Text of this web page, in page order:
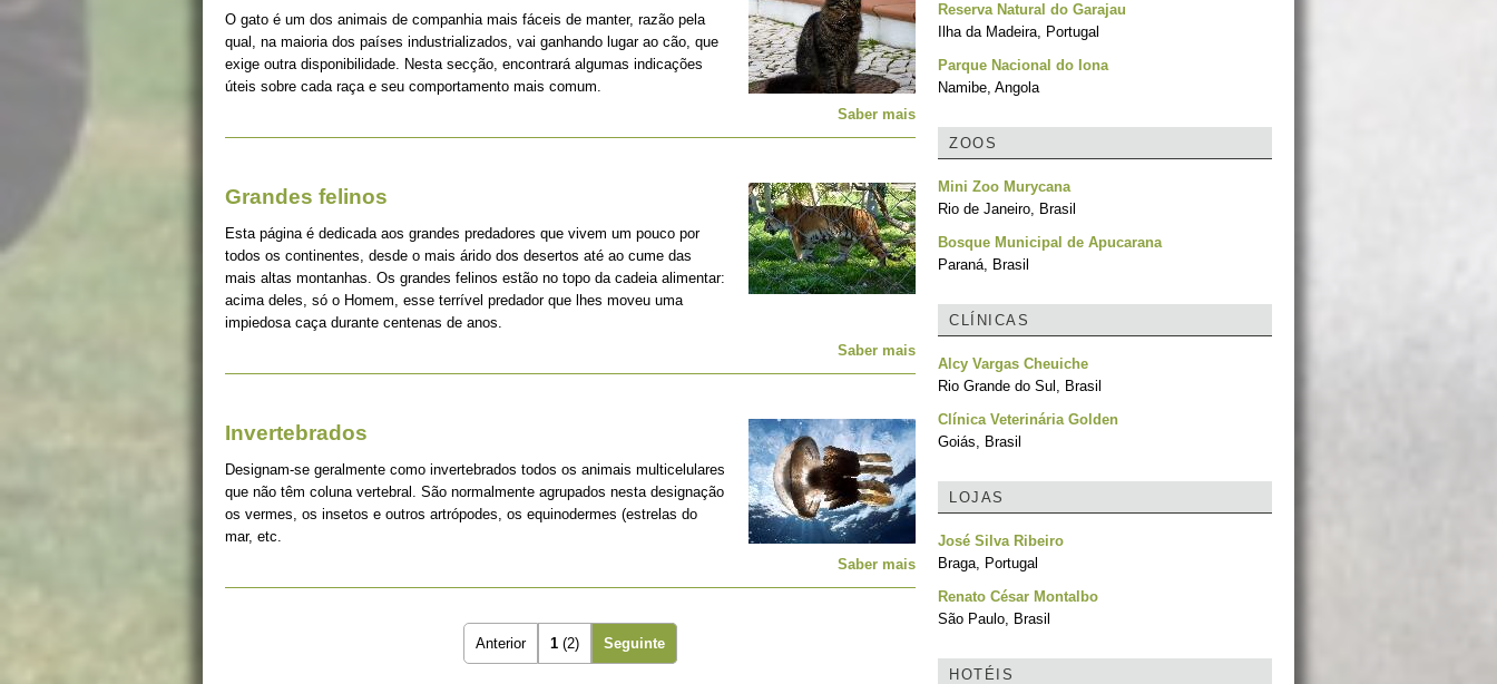
O gato é um dos animais de companhia mais fáceis de manter, razão pela
qual, na maioria dos países industrializados, vai ganhando lugar ao cão, que
exige outra disponibilidade. Nesta secção, encontrará algumas indicações
úteis sobre cada raça e seu comportamento mais comum.
Saber mais
Grandes felinos
Esta página é dedicada aos grandes predadores que vivem um pouco por
todos os continentes, desde o mais árido dos desertos até ao cume das
mais altas montanhas. Os grandes felinos estão no topo da cadeia alimentar:
acima deles, só o Homem, esse terrível predador que lhes moveu uma
impiedosa caça durante centenas de anos.
Saber mais
Invertebrados
Designam-se geralmente como invertebrados todos os animais multicelulares
que não têm coluna vertebral. São normalmente agrupados nesta designação
os vermes, os insetos e outros artrópodes, os equinodermes (estrelas do
mar, etc.
Saber mais
Anterior 1 (2) Seguinte
Reserva Natural do Garajau
Ilha da Madeira, Portugal
Parque Nacional do Iona
Namibe, Angola
ZOOS
Mini Zoo Murycana
Rio de Janeiro, Brasil
Bosque Municipal de Apucarana
Paraná, Brasil
CLÍNICAS
Alcy Vargas Cheuiche
Rio Grande do Sul, Brasil
Clínica Veterinária Golden
Goiás, Brasil
LOJAS
José Silva Ribeiro
Braga, Portugal
Renato César Montalbo
São Paulo, Brasil
HOTÉIS